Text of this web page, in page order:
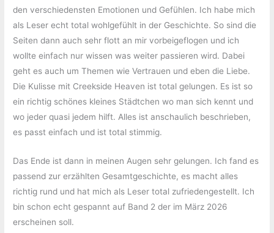
den verschiedensten Emotionen und Gefühlen. Ich habe mich
als Leser echt total wohlgefühlt in der Geschichte. So sind die
Seiten dann auch sehr flott an mir vorbeigeflogen und ich
wollte einfach nur wissen was weiter passieren wird. Dabei
geht es auch um Themen wie Vertrauen und eben die Liebe.
Die Kulisse mit Creekside Heaven ist total gelungen. Es ist so
ein richtig schönes kleines Städtchen wo man sich kennt und
wo jeder quasi jedem hilft. Alles ist anschaulich beschrieben,
es passt einfach und ist total stimmig.
Das Ende ist dann in meinen Augen sehr gelungen. Ich fand es
passend zur erzählten Gesamtgeschichte, es macht alles
richtig rund und hat mich als Leser total zufriedengestellt. Ich
bin schon echt gespannt auf Band 2 der im März 2026
erscheinen soll.